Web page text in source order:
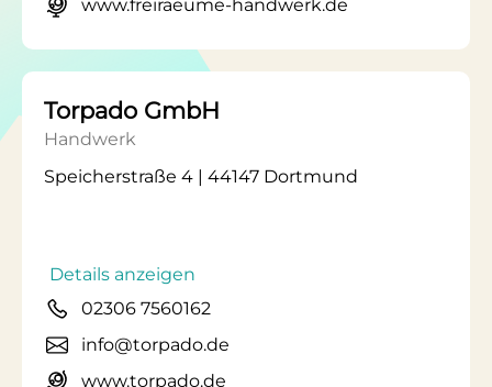
www.freiraeume-handwerk.de
Torpado GmbH
Handwerk
Speicherstraße 4 | 44147 Dortmund
Details anzeigen
02306 7560162
info@torpado.de
www.torpado.de